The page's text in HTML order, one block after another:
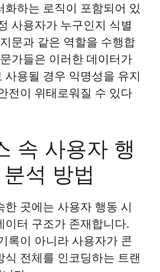
화하는 로직이 포함되어 있
사용자가 누구인지 식별
문과 같은 역할을 수행합
가들은 이러한 데이터가
사용될 경우 익명성을 유지
전이 위태로워질 수 있다
속 사용자 행
석 방법
한 곳에는 사용자 행동 시
이터 구조가 존재합니다.
록이 아니라 사용자가 콘
식 전체를 인코딩하는 트랜